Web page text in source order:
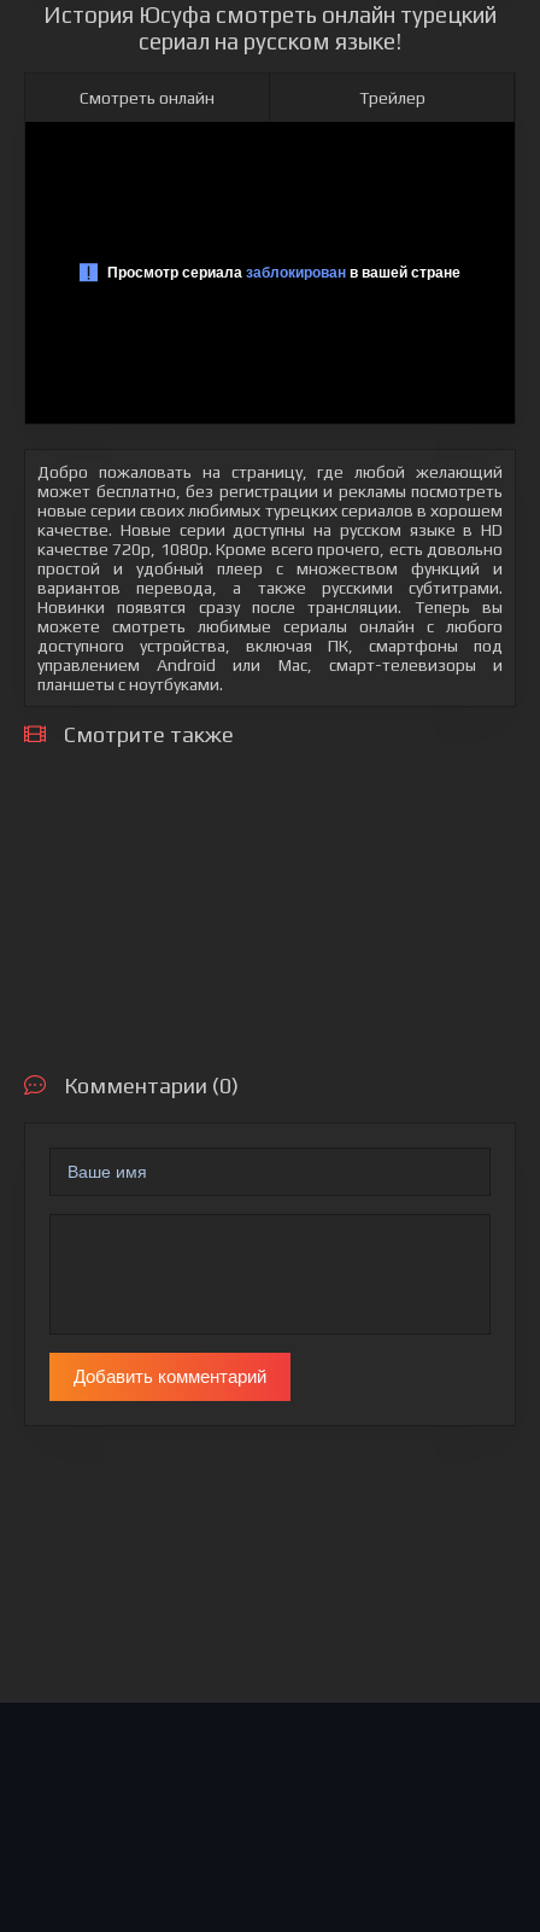
История Юсуфа смотреть онлайн турецкий
сериал на русском языке!
Смотреть онлайн Трейлер
Добро пожаловать на страницу, где любой желающий
может бесплатно, без регистрации и рекламы посмотреть
новые серии своих любимых турецких сериалов в хорошем
качестве. Новые серии доступны на русском языке в HD
качестве 720p, 1080p. Кроме всего прочего, есть довольно
простой и удобный плеер с множеством функций и
вариантов перевода, а также русскими субтитрами.
Новинки появятся сразу после трансляции. Теперь вы
можете смотреть любимые сериалы онлайн с любого
доступного устройства, включая ПК, смартфоны под
управлением Android или Mac, смарт-телевизоры и
планшеты с ноутбуками.
Смотрите также
Комментарии (0)
Добавить комментарий